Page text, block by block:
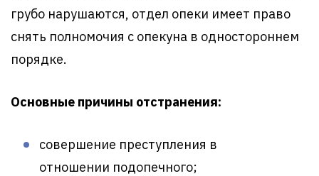
грубо нарушаются, отдел опеки имеет право
снять полномочия с опекуна в одностороннем
порядке.
Основные причины отстранения:
совершение преступления в
отношении подопечного;